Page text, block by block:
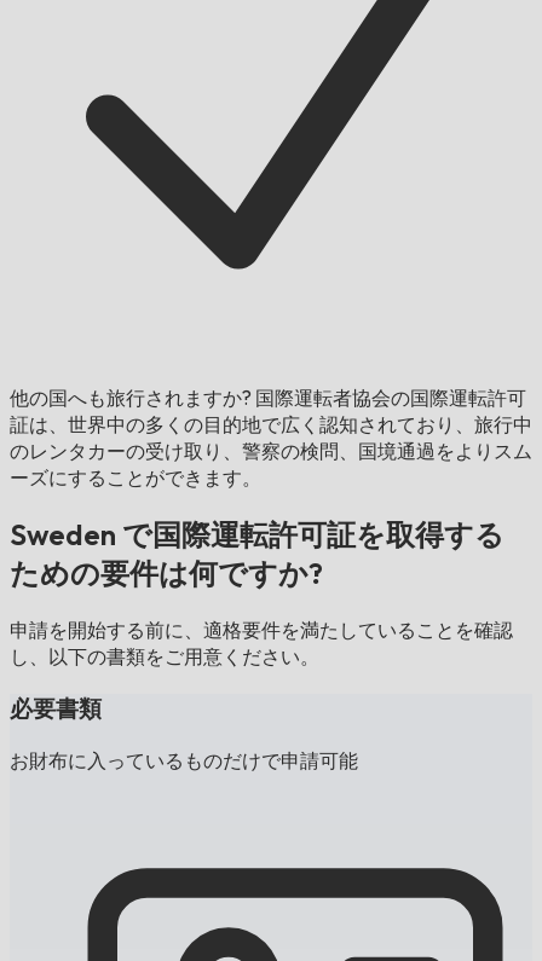
他の国へも旅行されますか? 国際運転者協会の国際運転許可
証は、世界中の多くの目的地で広く認知されており、旅行中
のレンタカーの受け取り、警察の検問、国境通過をよりスム
ーズにすることができます。
Sweden で国際運転許可証を取得する
ための要件は何ですか?
申請を開始する前に、適格要件を満たしていることを確認
し、以下の書類をご用意ください。
必要書類
お財布に入っているものだけで申請可能